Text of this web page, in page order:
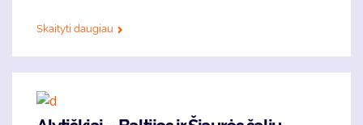
Skaityti daugiau